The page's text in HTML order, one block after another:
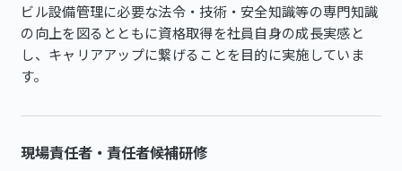
ビル設備管理に必要な法令・技術・安全知識等の専門知識
の向上を図るとともに資格取得を社員自身の成長実感と
し、キャリアアップに繋げることを目的に実施していま
す。
現場責任者・責任者候補研修